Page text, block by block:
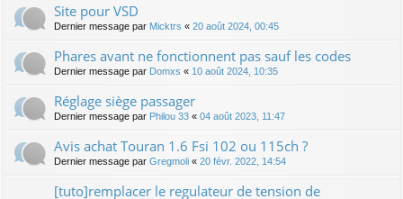
Site pour VSD
Dernier message par Micktrs « 20 août 2024, 00:45
Phares avant ne fonctionnent pas sauf les codes
Dernier message par Domxs « 10 août 2024, 10:35
Réglage siège passager
Dernier message par Philou 33 « 04 août 2023, 11:47
Avis achat Touran 1.6 Fsi 102 ou 115ch ?
Dernier message par Gregmoli « 20 févr. 2022, 14:54
[tuto]remplacer le regulateur de tension de